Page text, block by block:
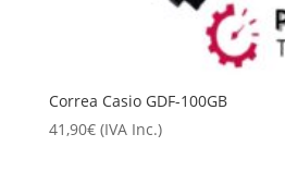
Correa Casio GDF-100GB
41,90€ (IVA Inc.)